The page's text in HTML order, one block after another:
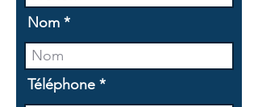
Nom
Téléphone